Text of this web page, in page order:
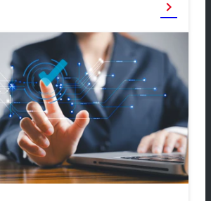
chevron_right